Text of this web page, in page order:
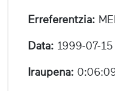
Erreferentzia:
Data: 1999-07-15
Iraupena: